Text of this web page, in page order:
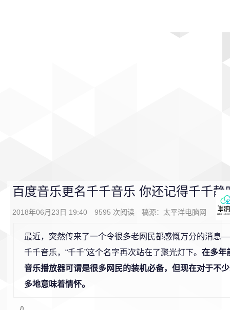
百度音乐更名千千音乐 你还记得千千静
2018年06月23日 19:40 9595 次阅读 稿源： 太平洋电脑网
最近，突然传来了一个令很多老网民都感慨万分的消息
千千音乐，“千千”这个名字再次站在了聚光灯下。 在多年
音乐播放器可谓是很多网民的装机必备，但现在对于不
多地意味着情怀。